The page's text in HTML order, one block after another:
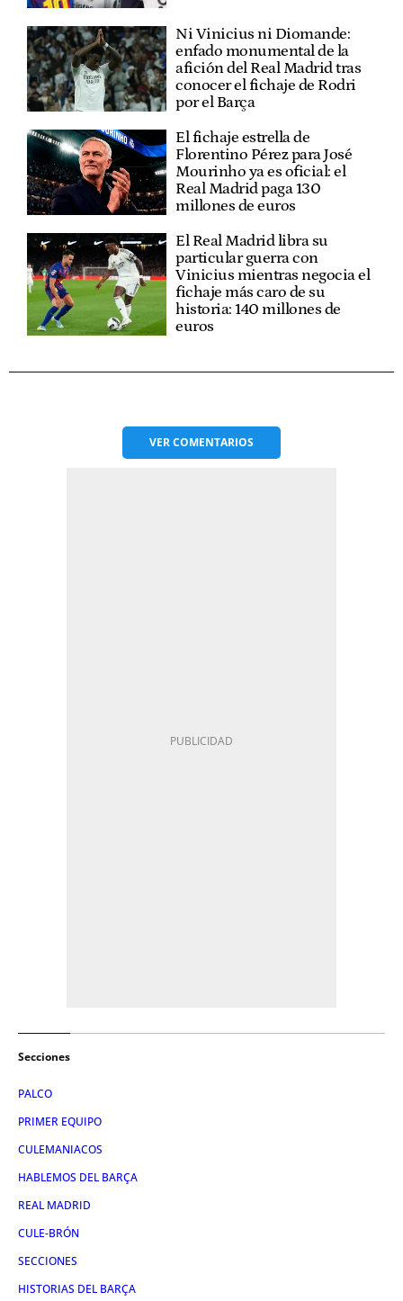
Ni Vinicius ni Diomande:
enfado monumental de la
afición del Real Madrid tras
conocer el fichaje de Rodri
por el Barça
El fichaje estrella de
Florentino Pérez para José
Mourinho ya es oficial: el
Real Madrid paga 130
millones de euros
El Real Madrid libra su
particular guerra con
Vinicius mientras negocia el
fichaje más caro de su
historia: 140 millones de
euros
VERCOMENTARIOS
Secciones
PALCO
PRIMER EQUIPO
CULEMANIACOS
HABLEMOS DEL BARÇA
REAL MADRID
CULE-BRÓN
SECCIONES
HISTORIAS DEL BARÇA